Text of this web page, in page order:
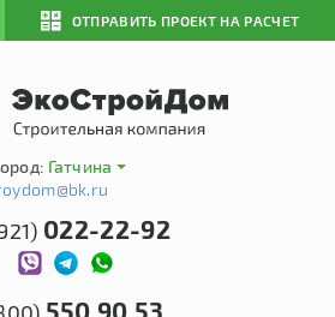
ОТПРАВИТЬ ПРОЕКТ НА РАСЧЕТ
Гатчина
022-22-92
550 90 53